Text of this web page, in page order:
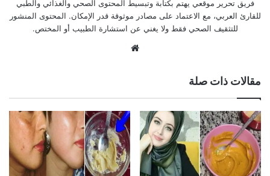
فريق تحرير موقعي يهتم بكتابة وتبسيط المحتوى الصحي والغذائي والطبي
للقارئ العربي، مع الاعتماد على مصادر موثوقة قدر الإمكان. المحتوى المنشور
للتثقيف الصحي فقط ولا يغني عن استشارة الطبيب أو المختص.
مقالات ذات صلة